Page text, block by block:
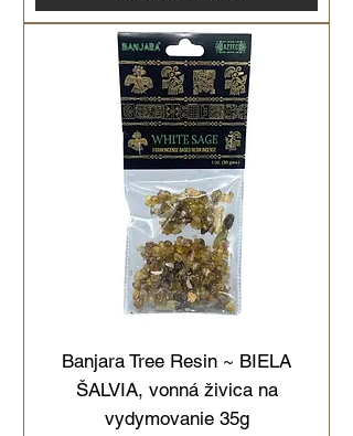
Banjara Tree Resin ~ BIELA
ŠALVIA, vonná živica na
vydymovanie 35g